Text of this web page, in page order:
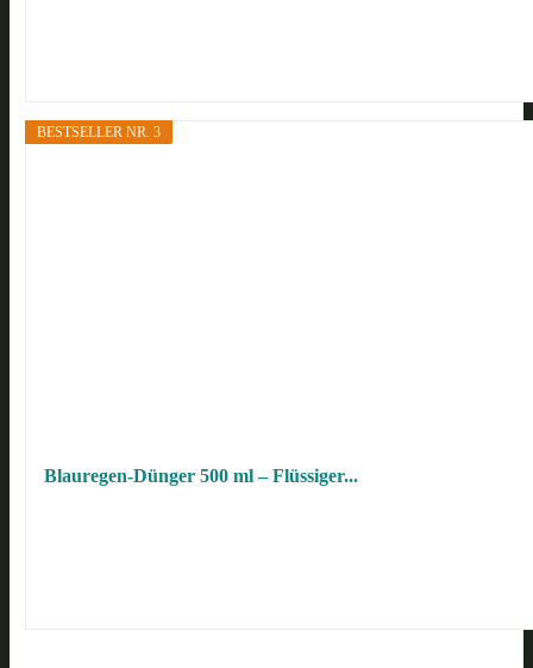
BESTSELLER NR. 3
Blauregen-Dünger 500 ml – Flüssiger...